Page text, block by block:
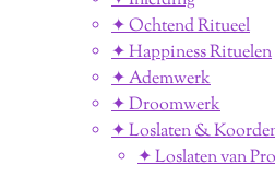
✦ Ochtend Ritueel
✦ Happiness Rituelen
✦ Ademwerk
✦ Droomwerk
✦ Loslaten &
✦ Loslaten van